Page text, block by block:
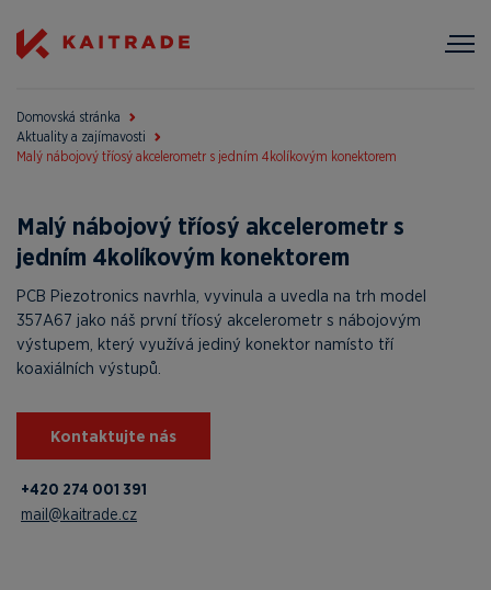
Domovská stránka
Aktuality a zajímavosti
Malý nábojový tříosý akcelerometr s jedním 4kolíkovým konektorem
Malý nábojový tříosý akcelerometr s
jedním 4kolíkovým konektorem
PCB Piezotronics navrhla, vyvinula a uvedla na trh model
357A67 jako náš první tříosý akcelerometr s nábojovým
výstupem, který využívá jediný konektor namísto tří
koaxiálních výstupů.
Kontaktujte nás
+420 274 001 391
mail@kaitrade.cz